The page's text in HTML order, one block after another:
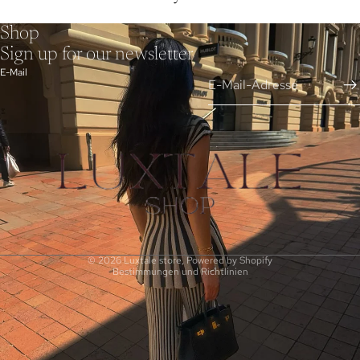
Shop
Sign up for our newsletter
E-Mail
© 2026Luxtale store, Powered by Shopify
Bestimmungen und Richtlinien
AGB
Datenschutzerklärung
Impressum